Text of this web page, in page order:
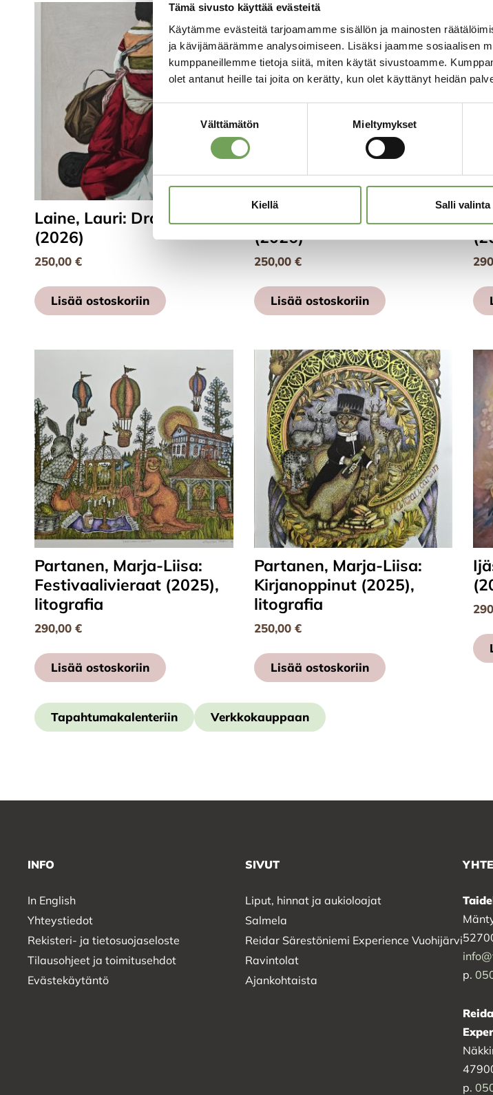
Tämä sivusto käyttää evästeitä
Käytämme evästeitä tarjoamamme sisällön ja mainosten
ja kävijämäärämme analysoimiseen. Lisäksi jaamme sosiaalisen
kumppaneillemme tietoja siitä, miten käytät sivustoamme.
olet antanut heille tai joita on kerätty, kun olet käyttänyt heidän
Suostumuksen
Välttämätön Mieltymykset
Kiellä Salli valinta
Laine, Lauri: Draperia II
(2026)
250,00 €
Lisää ostoskoriin
Laine, Lauri: Draperia I
(2026)
250,00 €
Lisää ostoskoriin
Partanen, Marja-Liisa:
Festivaalivieraat (2025),
litografia
290,00 €
Lisää ostoskoriin
Partanen, Marja-Liisa:
Kirjanoppinut (2025),
litografia
250,00 €
Lisää ostoskoriin
Tapahtumakalenteriin Verkkokauppaan
INFO
In English
Yhteystiedot
Rekisteri- ja tietosuojaseloste
Tilausohjeet ja toimitusehdot
Evästekäytäntö
SIVUT
Liput, hinnat ja aukioloajat
Salmela
Reidar Särestöniemi Experience Vuohijärvi
Ravintolat
Ajankohtaista
p.
p.